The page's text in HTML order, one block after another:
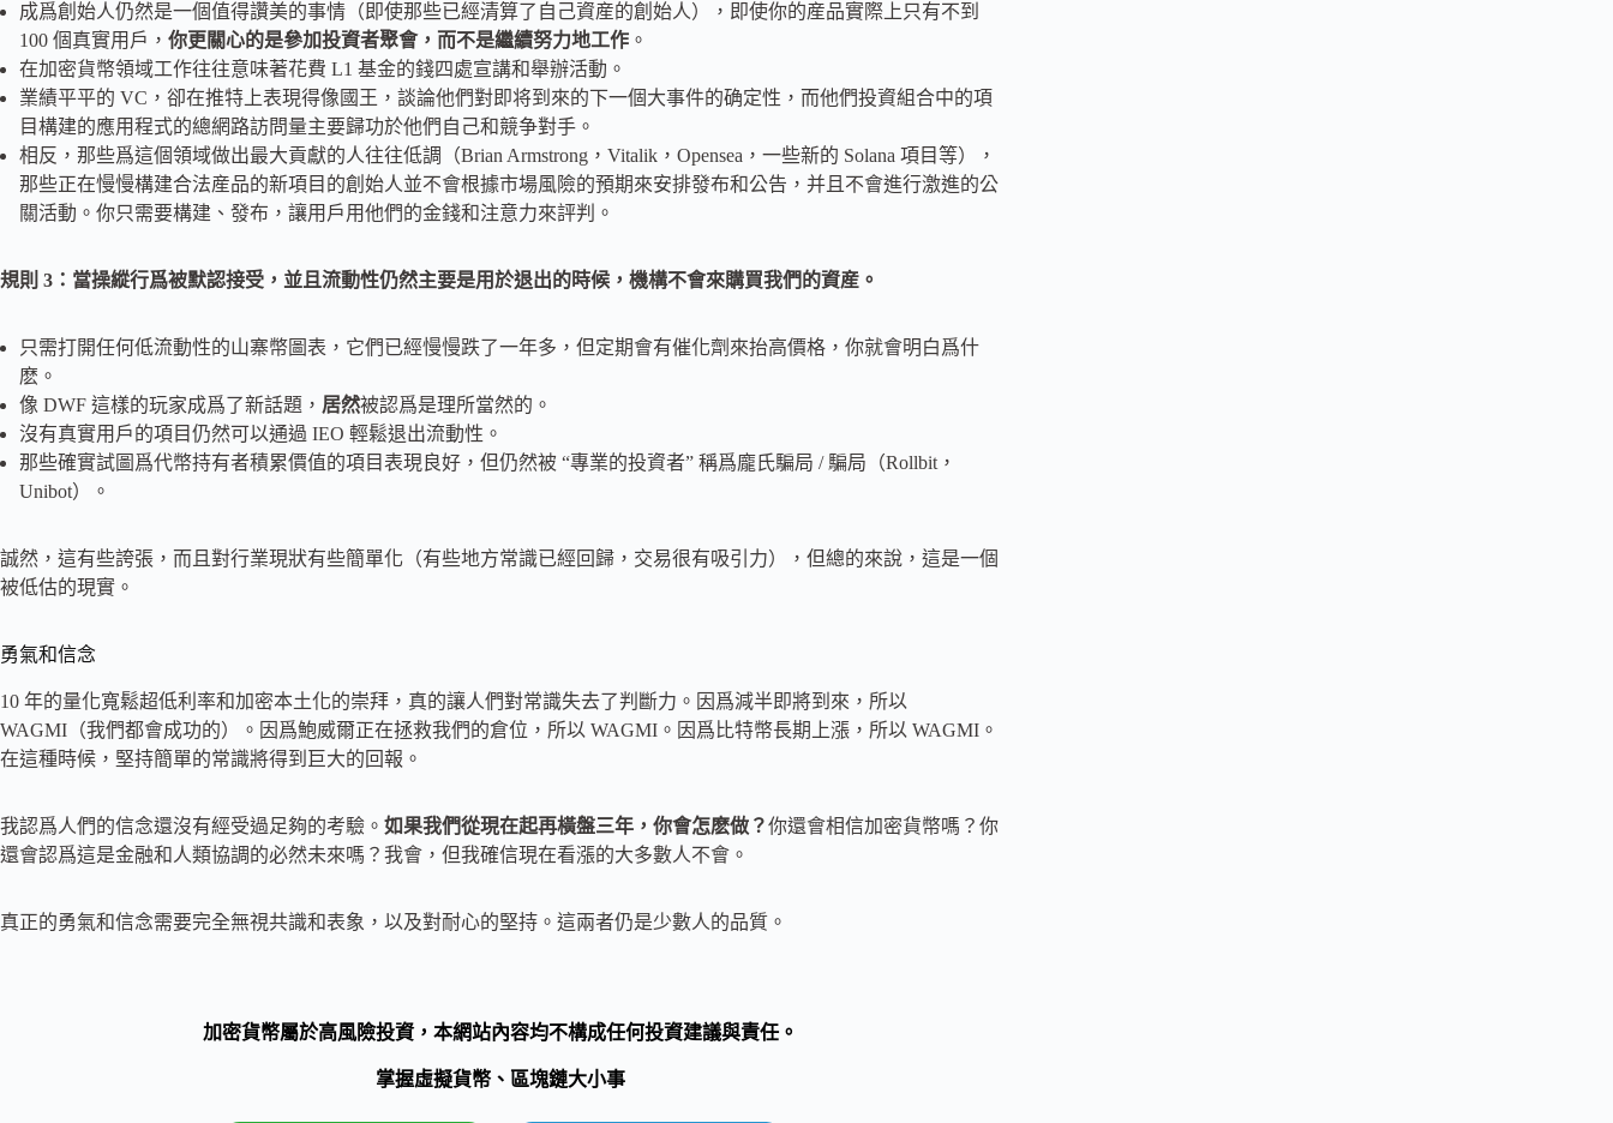
成爲創始人仍然是一個值得讚美的事情（即使那些已經清算了自己資産的創始人），即使你的産品實際上只有不到
100 個真實用戶， 你更關心的是參加投資者聚會，而不是繼續努力地工作 。
在加密貨幣領域工作往往意味著花費 L1 基金的錢四處宣講和舉辦活動。
業績平平的 VC，卻在推特上表現得像國王，談論他們對即将到來的下一個大事件的确定性，而他們投資組合中的項
目構建的應用程式的總網路訪問量主要歸功於他們自己和競争對手。
相反，那些爲這個領域做出最大貢獻的人往往低調（Brian Armstrong，Vitalik，Opensea，一些新的 Solana 項目等），
那些正在慢慢構建合法産品的新項目的創始人並不會根據市場風險的預期來安排發布和公告，并且不會進行激進的公
關活動。你只需要構建、發布，讓用戶用他們的金錢和注意力來評判。
規則 3：當操縱行爲被默認接受，並且流動性仍然主要是用於退出的時候，機構不會來購買我們的資産。
只需打開任何低流動性的山寨幣圖表，它們已經慢慢跌了一年多，但定期會有催化劑來抬高價格，你就會明白爲什
麽。
像 DWF 這樣的玩家成爲了新話題， 居然被認爲是理所當然的。
沒有真實用戶的項目仍然可以通過 IEO 輕鬆退出流動性。
那些確實試圖爲代幣持有者積累價值的項目表現良好，但仍然被 “專業的投資者” 稱爲龐氏騙局 / 騙局（Rollbit，
Unibot）。
誠然，這有些誇張，而且對行業現狀有些簡單化（有些地方常識已經回歸，交易很有吸引力），但總的來說，這是一個
被低估的現實。
勇氣和信念
10 年的量化寬鬆超低利率和加密本土化的崇拜，真的讓人們對常識失去了判斷力。因爲減半即將到來，所以
WAGMI（我們都會成功的）。因爲鮑威爾正在拯救我們的倉位，所以 WAGMI。因爲比特幣長期上漲，所以 WAGMI。
在這種時候，堅持簡單的常識將得到巨大的回報。
我認爲人們的信念還沒有經受過足夠的考驗。 如果我們從現在起再橫盤三年，你會怎麽做？你還會相信加密貨幣嗎？你
還會認爲這是金融和人類協調的必然未來嗎？我會，但我確信現在看漲的大多數人不會。
真正的勇氣和信念需要完全無視共識和表象，以及對耐心的堅持。這兩者仍是少數人的品質。
加密貨幣屬於高風險投資，本網站內容均不構成任何投資建議與責任。
掌握虛擬貨幣、區塊鏈大小事